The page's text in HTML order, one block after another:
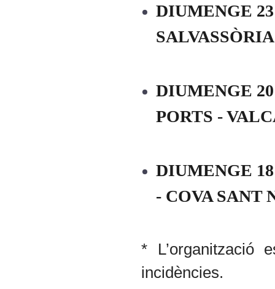
DIUMENGE
DIUMENGE
PORTS -
DIUMENGE
- COVA SANT
* L’organització
incidències.